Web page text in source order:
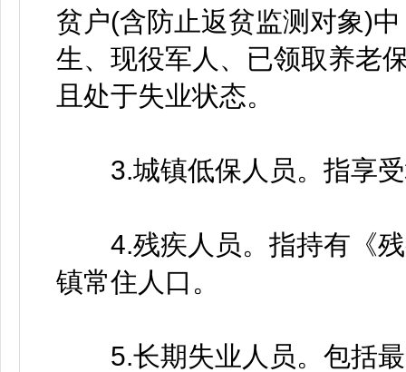
贫户(含防止返贫监测对象)
生、现役军人、已领取养老
且处于失业状态。
3.城镇低保人员。指享受
4.残疾人员。指持有《残
镇常住人口。
5.长期失业人员。包括最